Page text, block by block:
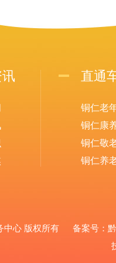
直通
铜仁老
铜仁康
铜仁敬
铜仁养
中心 版权所有 备案号：